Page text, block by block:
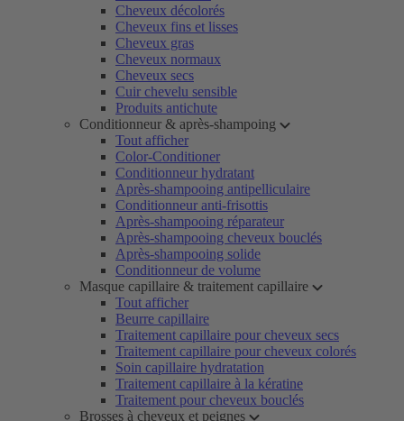
Cheveux décolorés
Cheveux fins et lisses
Cheveux gras
Cheveux normaux
Cheveux secs
Cuir chevelu sensible
Produits antichute
Conditionneur & après-shampoing
Tout afficher
Color-Conditioner
Conditionneur hydratant
Après-shampooing antipelliculaire
Conditionneur anti-frisottis
Après-shampooing réparateur
Après-shampooing cheveux bouclés
Après-shampooing solide
Conditionneur de volume
Masque capillaire & traitement capillaire
Tout afficher
Beurre capillaire
Traitement capillaire pour cheveux secs
Traitement capillaire pour cheveux colorés
Soin capillaire hydratation
Traitement capillaire à la kératine
Traitement pour cheveux bouclés
Brosses à cheveux et peignes